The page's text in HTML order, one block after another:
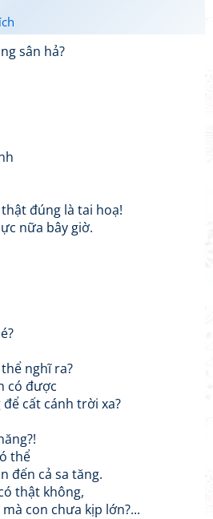
sân hả?
đúng là tai hoạ!
nữa bây giờ.
nghĩ ra?
có được
cất cánh trời xa?
thể
đến cả sa tăng.
thật không,
con chưa kịp lớn?...